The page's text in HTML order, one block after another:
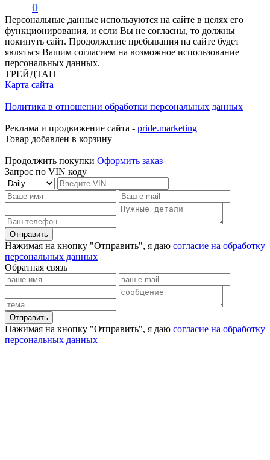
0
Персональные данные используются на сайте в целях его
функционирования, и если Вы не согласны, то должны
покинуть сайт. Продолжение пребывания на сайте будет
являться Вашим согласием на возможное использование
персональных данных.
ТРЕЙДТАП
Карта сайта
Политика в отношении обработки персональных данных
Реклама и продвижение сайта - pride.marketing
Товар добавлен в корзину
Продолжить покупки Оформить заказ
Запрос по VIN коду
Отправить
Нажимая на кнопку "Отправить", я даю согласие на обработку
персональных данных
Обратная связь
Отправить
Нажимая на кнопку "Отправить", я даю согласие на обработку
персональных данных